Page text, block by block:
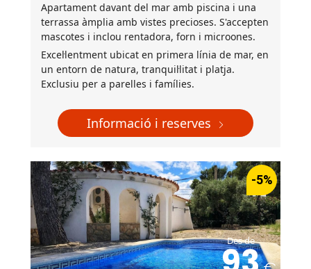
Apartament davant del mar amb piscina i una
terrassa àmplia amb vistes precioses. S'accepten
mascotes i inclou rentadora, forn i microones.
Excel·lentment ubicat en primera línia de mar, en
un entorn de natura, tranquil·litat i platja.
Exclusiu per a parelles i famílies.
Informació i reserves
-5%
Des de